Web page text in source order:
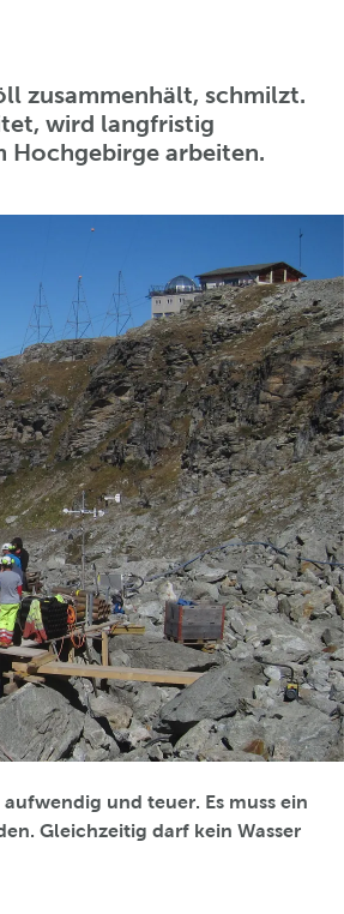
zusammenhält, schmilzt.
wird langfristig
Hochgebirge arbeiten.
und teuer. Es muss ein
Gleichzeitig darf kein Wasser